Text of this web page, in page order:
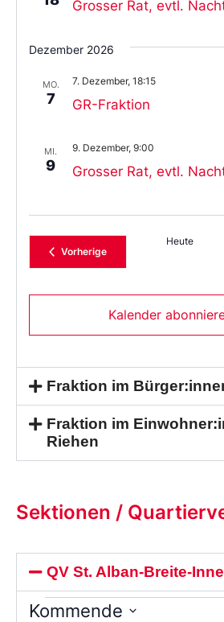
Grosser Rat, evtl.
Dezember 2026
MO.
7 GR-Fraktion
7. Dezember, 18:15
MI.
9 Grosser Rat, evtl.
9. Dezember, 9:00
VorherigeVeranstaltungen
Heute
Kalender
Fraktion im
Fraktion im
Riehen
Sektionen /
QV St. Alban-Breite-
Kommende